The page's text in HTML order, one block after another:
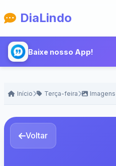
DiaLindo
Baixe nosso App!
Início Terça-feira Imagens
Voltar